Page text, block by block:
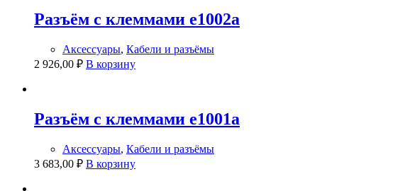
Разъём с клеммами e1002a
Аксессуары, Кабели и разъёмы
2 926,00 ₽ В корзину
Разъём с клеммами e1001a
Аксессуары, Кабели и разъёмы
3 683,00 ₽ В корзину